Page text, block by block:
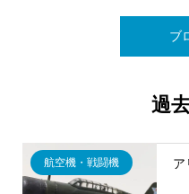
ブ
過
航空機・戦闘機